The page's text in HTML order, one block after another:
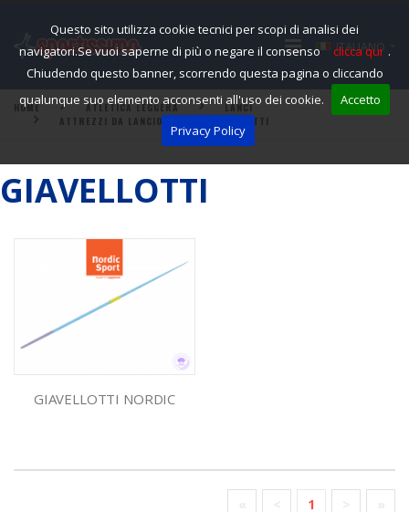
Questo sito utilizza cookie tecnici per scopi di analisi dei
navigatori.Se vuoi saperne di più o negare il consenso
clicca qui .
Chiudendo questo banner, scorrendo questa pagina o cliccando
qualunque suo elemento acconsenti all'uso dei cookie.
Accetto
Privacy Policy
ITALIANO
HOME ATLETICA LEGGERA
LANCI
ATTREZZI DA LANCIO
GIAVELLOTTI
GIAVELLOTTI
GIAVELLOTTI NORDIC
1